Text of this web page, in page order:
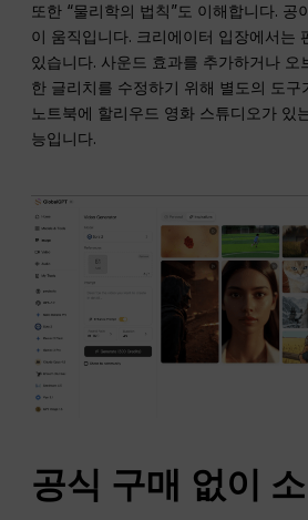
또한 “물리학의 법칙”도 이해합니다. 공
이 움직입니다. 크리에이터 입장에서는
있습니다. 사운드 효과를 추가하거나 오
한 글리치를 수정하기 위해 별도의 도구
노트북에 할리우드 영화 스튜디오가 있
능입니다.
공식 구매 없이